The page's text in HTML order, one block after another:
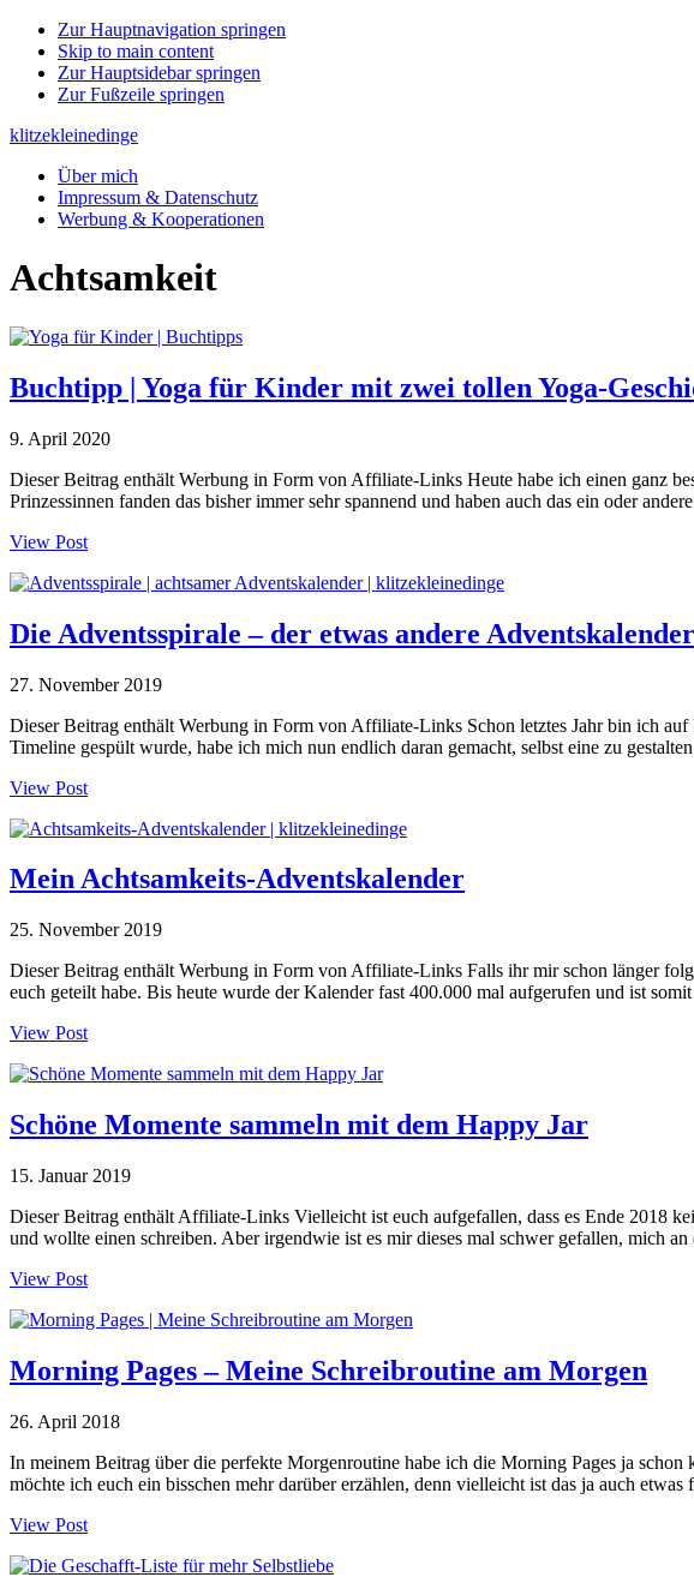
Zur Hauptnavigation springen
Skip to main content
Zur Hauptsidebar springen
Zur Fußzeile springen
klitzekleinedinge
Über mich
Impressum & Datenschutz
Werbung & Kooperationen
Achtsamkeit
Buchtipp | Yoga für Kinder mit zwei tollen Yoga-
9. April 2020
Dieser Beitrag enthält Werbung in Form von Affiliate-Links Heute habe ich einen ganz
Prinzessinnen fanden das bisher immer sehr spannend und haben auch das ein oder
View Post
Die Adventsspirale – der etwas andere Adventskalender
27. November 2019
Dieser Beitrag enthält Werbung in Form von Affiliate-Links Schon letztes Jahr bin ich
Timeline gespült wurde, habe ich mich nun endlich daran gemacht, selbst eine zu
View Post
Mein Achtsamkeits-Adventskalender
25. November 2019
Dieser Beitrag enthält Werbung in Form von Affiliate-Links Falls ihr mir schon länger
euch geteilt habe. Bis heute wurde der Kalender fast 400.000 mal aufgerufen und ist
View Post
Schöne Momente sammeln mit dem Happy Jar
15. Januar 2019
Dieser Beitrag enthält Affiliate-Links Vielleicht ist euch aufgefallen, dass es Ende 2018
und wollte einen schreiben. Aber irgendwie ist es mir dieses mal schwer gefallen, mich
View Post
Morning Pages – Meine Schreibroutine am Morgen
26. April 2018
In meinem Beitrag über die perfekte Morgenroutine habe ich die Morning Pages ja
möchte ich euch ein bisschen mehr darüber erzählen, denn vielleicht ist das ja auch
View Post